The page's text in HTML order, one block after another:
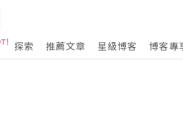
探索
推薦文章 星級博客 博客專